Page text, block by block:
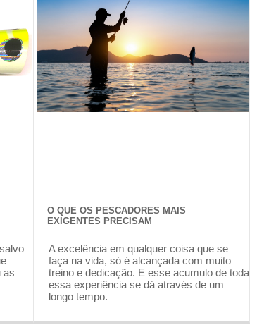
O QUE OS PESCADORES MAIS
EXIGENTES PRECISAM
A excelência em qualquer coisa que se
faça na vida, só é alcançada com muito
treino e dedicação. E esse acumulo de toda
essa experiência se dá através de um
longo tempo.
as